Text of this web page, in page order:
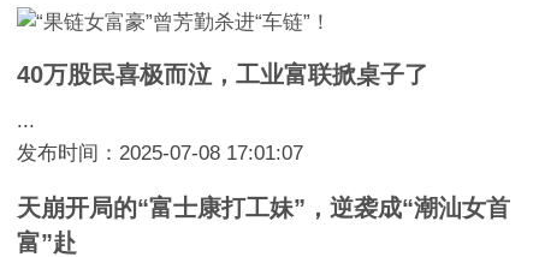
40万股民喜极而泣，工业富联掀桌子了
...
发布时间：2025-07-08 17:01:07
天崩开局的“富士康打工妹”，逆袭成“潮汕女首
富”赴